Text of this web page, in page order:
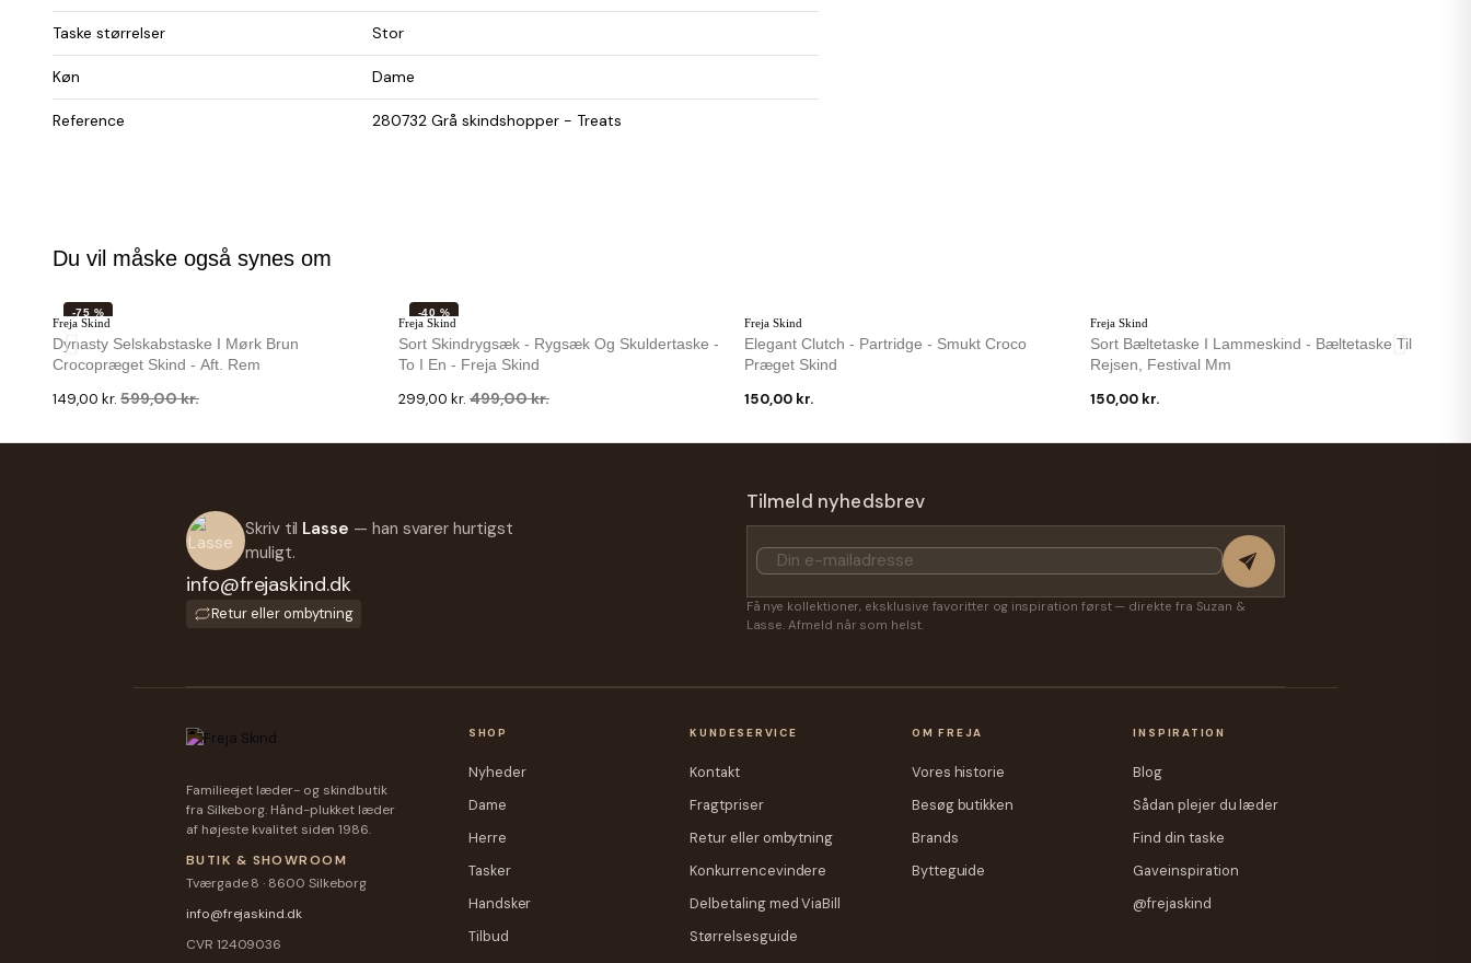
Taske størrelser Stor
Køn Dame
Reference 280732 Grå skindshopper - Treats
Du vil måske også synes om
Freja Skind
Dynasty Selskabstaske I Mørk Brun
Crocopræget Skind - Aft. Rem
149,00 kr. 599,00 kr.
-75 %
Freja Skind
Sort Skindrygsæk - Rygsæk Og Skuldertaske -
To I En - Freja Skind
299,00 kr. 499,00 kr.
-40 %
Freja Skind
Elegant Clutch - Partridge - Smukt Croco
Præget Skind
150,00 kr.
Freja Skind
Sort Bæltetaske I Lammeskind - Bæltetaske Til
Rejsen, Festival Mm
150,00 kr.
299,00 kr.
Rygsæk I Blød Lammeskind - Mørk Cognac -
Mange Lommer
299,00 kr.499,00 kr. 299,00 kr.499,00 kr.
Skriv til Lasse — han svarer hurtigst
muligt.
info@frejaskind.dk
Retur eller ombytning
Tilmeld nyhedsbrev
Få nye kollektioner, eksklusive favoritter og inspiration først — direkte fra Suzan &
Lasse. Afmeld når som helst.
Familieejet læder- og skindbutik
fra Silkeborg. Hånd-plukket læder
af højeste kvalitet siden 1986.
BUTIK & SHOWROOM
Tværgade 8 · 8600 Silkeborg
info@frejaskind.dk
CVR 12409036
SHOP
Nyheder
Dame
Herre
Tasker
Handsker
Tilbud
KUNDESERVICE
Kontakt
Fragtpriser
Retur eller ombytning
Konkurrencevindere
Delbetaling med ViaBill
Størrelsesguide
OM FREJA
Vores historie
Besøg butikken
Brands
Bytteguide
INSPIRATION
Blog
Sådan plejer du læder
Find din taske
Gaveinspiration
@frejaskind